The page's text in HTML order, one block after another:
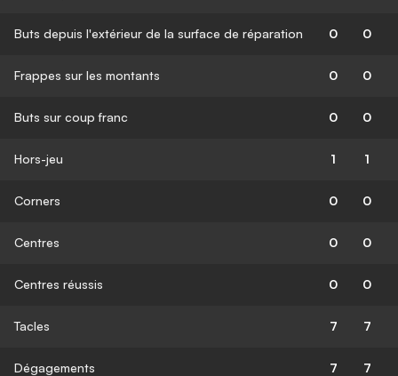
Buts depuis l'extérieur de la surface de réparation 0 0
Frappes sur les montants 0 0
Buts sur coup franc 0 0
Hors-jeu 1 1
Corners 0 0
Centres 0 0
Centres réussis 0 0
Tacles 7 7
Dégagements 7 7